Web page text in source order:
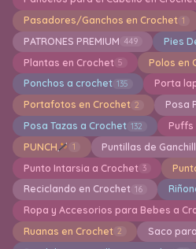
Pasadores/Ganchos en Crochet 1
PATRONES PREMIUM 449 Pies
Plantas en Crochet 5 Polos en
Ponchos a crochet 135 Porta
Portafotos en Crochet 2 Posa
Posa Tazas a Crochet 132 Puffs
PUNCH 1 Puntillas de
Punto Intarsia a Crochet 3
Reciclando en Crochet 16
Ropa y Accesorios para Bebes a
Ruanas en Crochet 2 Saco